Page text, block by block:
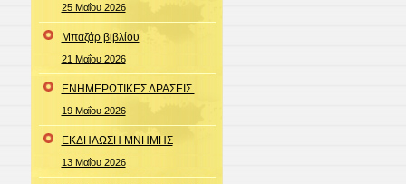
25 Μαΐου 2026
Μπαζάρ βιβλίου
21 Μαΐου 2026
ΕΝΗΜΕΡΩΤΙΚΕΣ ΔΡΑΣΕΙΣ.
19 Μαΐου 2026
ΕΚΔΗΛΩΣΗ ΜΝΗΜΗΣ
13 Μαΐου 2026